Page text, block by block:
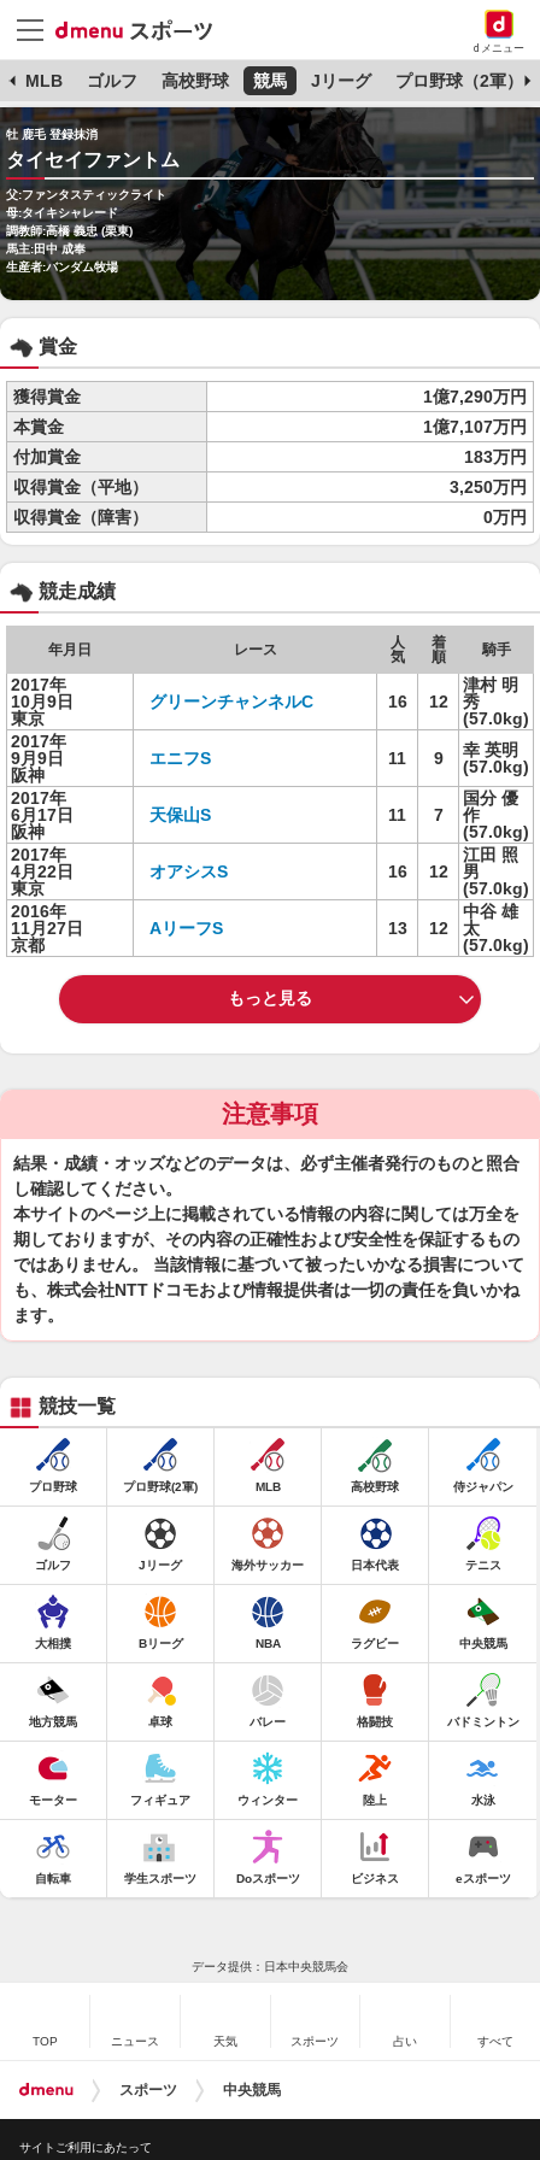
dメニュー
MLB ゴルフ 高校野球 競馬 Jリーグ プロ野球（2軍）
牡 鹿毛 登録抹消
タイセイファントム
父:ファンタスティックライト
母:タイキシャレード
調教師:高橋 義忠 (栗東)
馬主:田中 成奉
生産者:バンダム牧場
賞金
獲得賞金
1億7,290万円
本賞金
1億7,107万円
付加賞金
183万円
収得賞金（平地）
3,250万円
収得賞金（障害）
0万円
競走成績
年月日 レース
人
気
着
順
騎手
2017年
10月9日
東京
グリーンチャンネルC 16 12
津村 明
秀
(57.0kg)
2017年
9月9日
阪神
エニフS 11 9
幸 英明
(57.0kg)
2017年
6月17日
阪神
天保山S 11 7
国分 優
作
(57.0kg)
2017年
4月22日
東京
オアシスS 16 12
江田 照
男
(57.0kg)
2016年
11月27日
京都
AリーフS 13 12
中谷 雄
太
(57.0kg)
もっと見る
注意事項
結果・成績・オッズなどのデータは、必ず主催者発行のものと照合
し確認してください。
本サイトのページ上に掲載されている情報の内容に関しては万全を
期しておりますが、その内容の正確性および安全性を保証するもの
ではありません。 当該情報に基づいて被ったいかなる損害について
も、株式会社NTTドコモおよび情報提供者は一切の責任を負いかね
ます。
競技一覧
プロ野球 プロ野球(2軍) MLB 高校野球 侍ジャパン
ゴルフ Jリーグ 海外サッカー 日本代表 テニス
大相撲 Bリーグ NBA ラグビー 中央競馬
地方競馬 卓球 バレー 格闘技 バドミントン
モーター フィギュア ウィンター 陸上 水泳
自転車 学生スポーツ Doスポーツ ビジネス eスポーツ
データ提供：日本中央競馬会
TOP ニュース 天気 スポーツ 占い すべて
スポーツ 中央競馬
サイトご利用にあたって